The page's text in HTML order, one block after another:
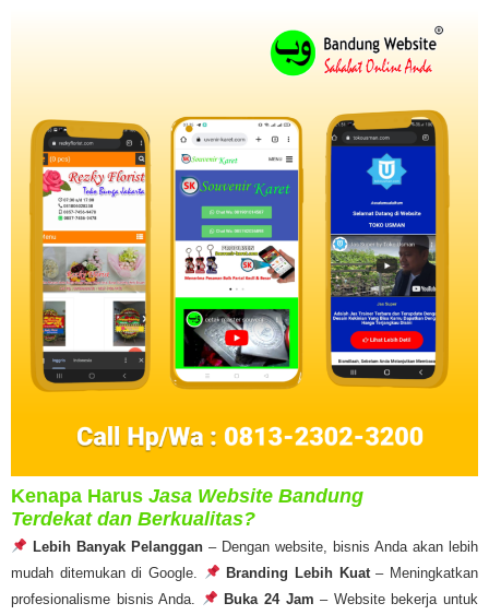
Kenapa Harus Jasa Website Bandung
Terdekat dan Berkualitas?
Lebih Banyak Pelanggan– Dengan website, bisnis Anda akan lebih
mudah ditemukan di Google.
Branding Lebih Kuat– Meningkatkan
profesionalisme bisnis Anda.
Buka 24 Jam – Website bekerja untuk